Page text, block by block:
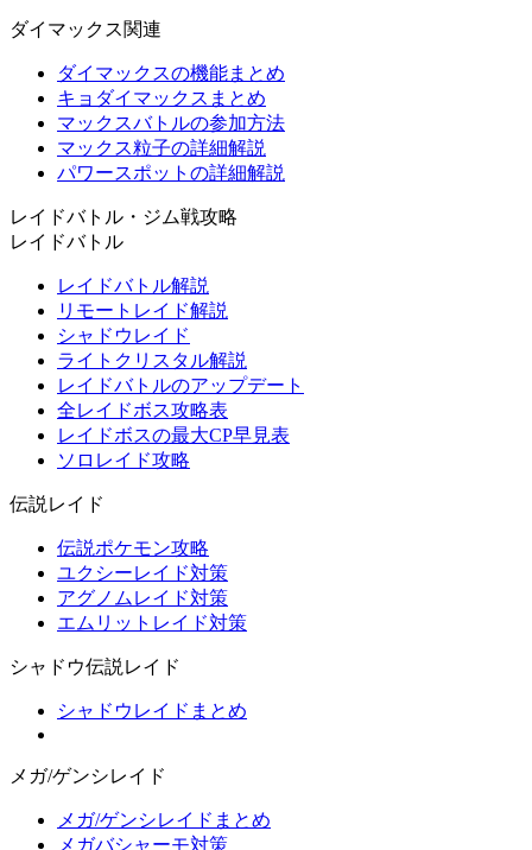
ダイマックス関連
ダイマックスの機能まとめ
キョダイマックスまとめ
マックスバトルの参加方法
マックス粒子の詳細解説
パワースポットの詳細解説
レイドバトル・ジム戦攻略
レイドバトル
レイドバトル解説
リモートレイド解説
シャドウレイド
ライトクリスタル解説
レイドバトルのアップデート
全レイドボス攻略表
レイドボスの最大CP早見表
ソロレイド攻略
伝説レイド
伝説ポケモン攻略
ユクシーレイド対策
アグノムレイド対策
エムリットレイド対策
シャドウ伝説レイド
シャドウレイドまとめ
メガ/ゲンシレイド
メガ/ゲンシレイドまとめ
メガバシャーモ対策